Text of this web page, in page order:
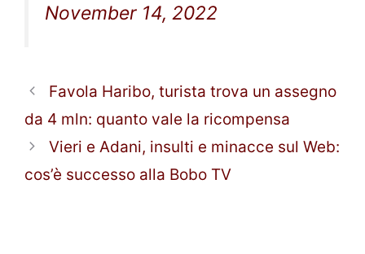
November 14, 2022
Favola Haribo, turista trova un assegno
da 4 mln: quanto vale la ricompensa
Vieri e Adani, insulti e minacce sul Web:
cos’è successo alla Bobo TV